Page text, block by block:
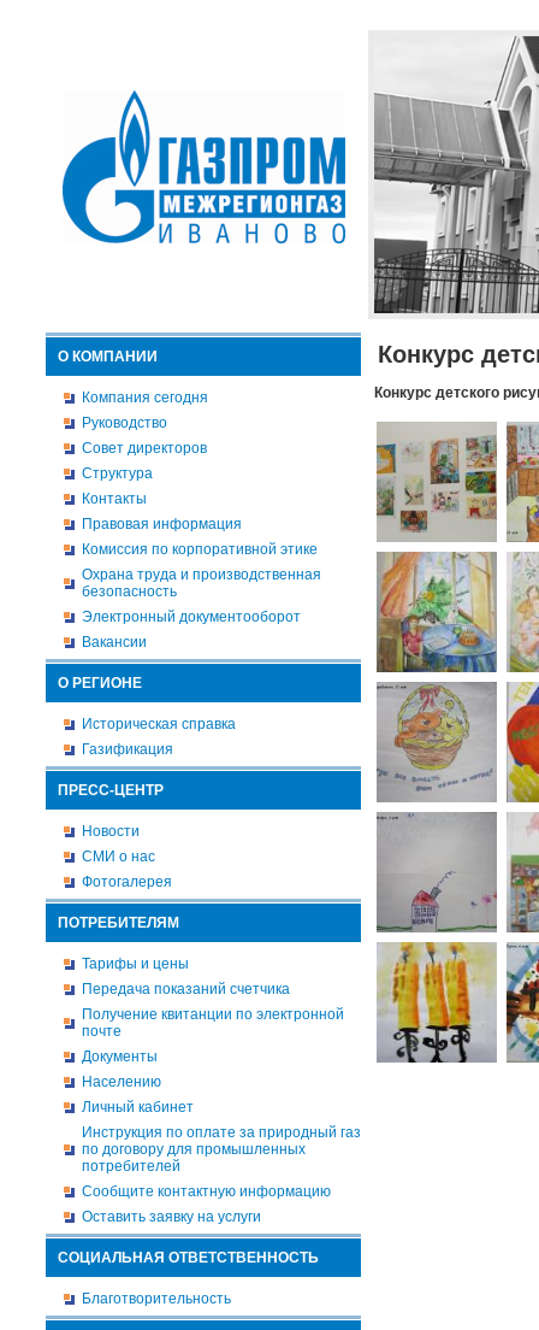
О КОМПАНИИ
Компания сегодня
Руководство
Совет директоров
Структура
Контакты
Правовая информация
Комиссия по корпоративной этике
Охрана труда и производственная
безопасность
Электронный документооборот
Вакансии
О РЕГИОНЕ
Историческая справка
Газификация
ПРЕСС-ЦЕНТР
Новости
СМИ о нас
Фотогалерея
ПОТРЕБИТЕЛЯМ
Тарифы и цены
Передача показаний счетчика
Получение квитанции по электронной
почте
Документы
Населению
Личный кабинет
Инструкция по оплате за природный газ
по договору для промышленных
потребителей
Сообщите контактную информацию
Оставить заявку на услуги
СОЦИАЛЬНАЯ ОТВЕТСТВЕННОСТЬ
Благотворительность
Конкурс
Конкурс детского